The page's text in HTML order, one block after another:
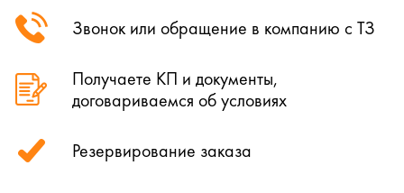
Звонок или обращение в компанию с ТЗ
Получаете КП и документы,
договариваемся об условиях
Резервирование заказа